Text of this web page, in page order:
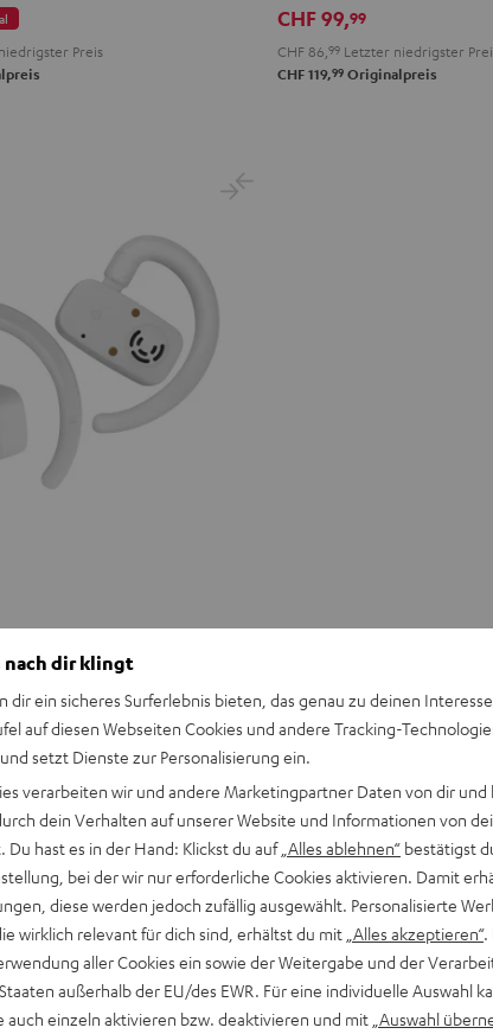
Preis
BlackWhiteRed
CHF 99,99
CHF 86, 99 Letzter niedrigster
CHF 119,99 Originalpreis
nach dir klingt
dir ein sicheres Surferlebnis bieten, das genau zu deinen
auf diesen Webseiten Cookies und andere Tracking-
setzt Dienste zur Personalisierung ein.
verarbeiten wir und andere Marketingpartner Daten von dir und
dein Verhalten auf unserer Website und Informationen von
Du hast es in der Hand: Klickst du auf „Alles ablehnen“ bestätigst
bei der wir nur erforderliche Cookies aktivieren. Damit
diese werden jedoch zufällig ausgewählt. Personalisierte
wirklich relevant für dich sind, erhältst du mit „Alles akzeptieren“.
aller Cookies ein sowie der Weitergabe und der
außerhalb der EU/des EWR. Für eine individuelle Auswahl
auch einzeln aktivieren bzw. deaktivieren und mit „Auswahl